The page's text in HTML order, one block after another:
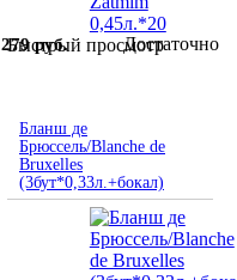
Быстрый просмотр
279 руб. Достаточно
Бланш де
Брюссель/Blanche de
Bruxelles
(3бут*0,33л.+бокал)